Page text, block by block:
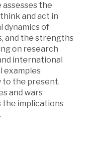
the
and act in
dynamics of
and the strengths
on research
international
examples
the present.
and wars
the implications